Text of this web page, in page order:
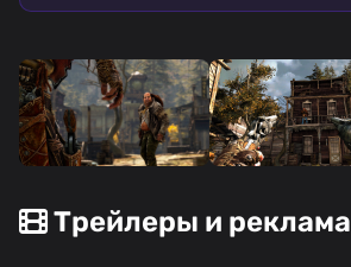
Трейлеры и реклама